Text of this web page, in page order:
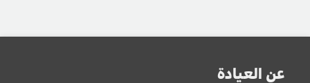
عن العيادة